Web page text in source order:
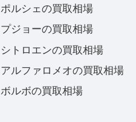
ポルシェの買取相場
プジョーの買取相場
シトロエンの買取相場
アルファロメオの買取相場
ボルボの買取相場